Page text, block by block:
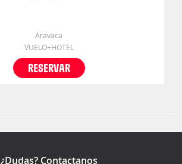
Aravaca
VUELO+HOTEL
RESERVAR
¿Dudas? Contactanos